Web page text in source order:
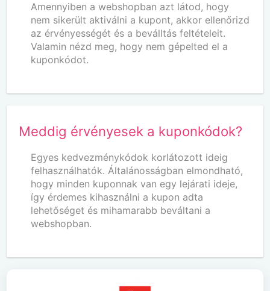
Amennyiben a webshopban azt látod, hogy
nem sikerült aktiválni a kupont, akkor ellenőrizd
az érvényességét és a beválltás feltételeit.
Valamin nézd meg, hogy nem gépelted el a
kuponkódot.
Meddig érvényesek a kuponkódok?
Egyes kedvezménykódok korlátozott ideig
felhasználhatók. Általánosságban elmondható,
hogy minden kuponnak van egy lejárati ideje,
így érdemes kihasználni a kupon adta
lehetőséget és mihamarabb beváltani a
webshopban.